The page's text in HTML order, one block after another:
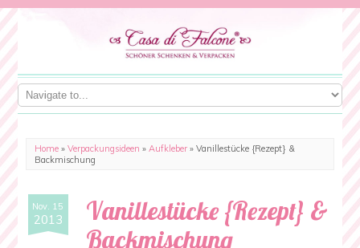
Home »Verpackungsideen »Aufkleber »Vanillestücke {Rezept} &
Backmischung
Nov. 15
2013
Vanillestücke {Rezept} &
Backmischung